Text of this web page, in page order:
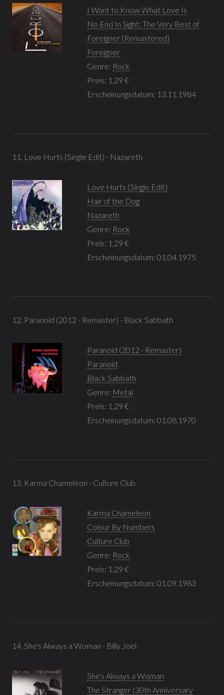
I Want to Know What Love Is
No End In Sight: The Very Best of
Foreigner (Remastered)
Foreigner
Genre: Rock
Preis: 1,29 €
Erscheinungsdatum: 13.11.1984
11. Love Hurts (Single Edit) - Nazareth
Love Hurts (Single Edit)
Hair of the Dog
Nazareth
Genre: Rock
Preis: 1,29 €
Erscheinungsdatum: 01.04.1975
12. Paranoid (2012 - Remaster) - Black Sabbath
Paranoid (2012 - Remaster)
Paranoid
Black Sabbath
Genre: Metal
Preis: 1,29 €
Erscheinungsdatum: 01.08.1970
13. Karma Chameleon - Culture Club
Karma Chameleon
Colour By Numbers
Culture Club
Genre: Rock
Preis: 1,29 €
Erscheinungsdatum: 01.09.1983
14. She's Always a Woman - Billy Joel
She's Always a Woman
The Stranger (30th Anniversary